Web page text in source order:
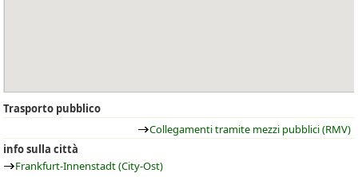
Trasporto pubblico
Collegamenti tramite mezzi pubblici (RMV)
info sulla città
Frankfurt-Innenstadt (City-Ost)